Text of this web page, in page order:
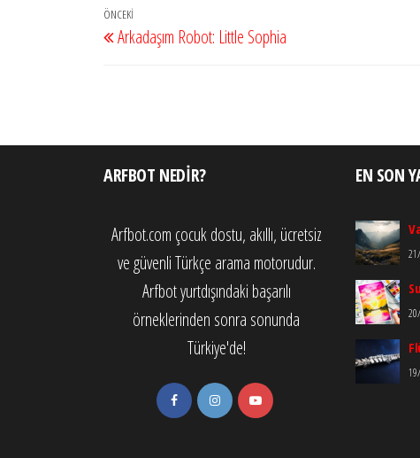
Yazı
gezinmesi
Önceki
Yazı
ÖNCEKI
Arkadaşım Robot: Little Sophia
ARFBOT NEDIR?
Arfbot.com çocuk dostu, akıllı, ücretsiz
ve güvenli Türkçe arama motorudur.
Arfbot yurtdışındaki başarılı
örneklerinden sonra sonunda
Türkiye'de!
EN SON